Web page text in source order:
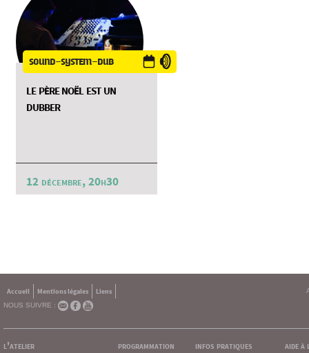
sound-system-dub
le père noël est un
dubber
12 décembre, 20h30
Accueil Mentions légales
Liens
NOUS SUIVRE :
l'atelier programmation infos pratiques aide